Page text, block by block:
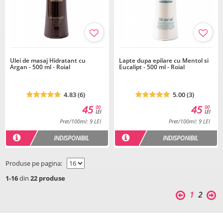
Ulei de masaj Hidratant cu
Argan - 500 ml - Roial
4.83 (6)
00
LEI
45
Pret/100ml: 9 LEI
INDISPONIBIL
Lapte dupa epilare cu Mentol si
Eucalipt - 500 ml - Roial
5.00 (3)
00
LEI
45
Pret/100ml: 9 LEI
INDISPONIBIL
Produse pe pagina:
1-16din 22 produse
1 2